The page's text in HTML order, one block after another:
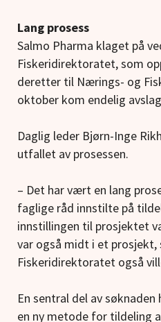
Lang prosess
Salmo Pharma klaget på
Fiskeridirektoratet, som
deretter til Nærings- og
oktober kom endelig
Daglig leder Bjørn-Inge
utfallet av prosessen.
– Det har vært en lang
faglige råd innstilte på
innstillingen til prosjektet
var også midt i et prosjekt,
Fiskeridirektoratet også
En sentral del av
en ny metode for tildeling